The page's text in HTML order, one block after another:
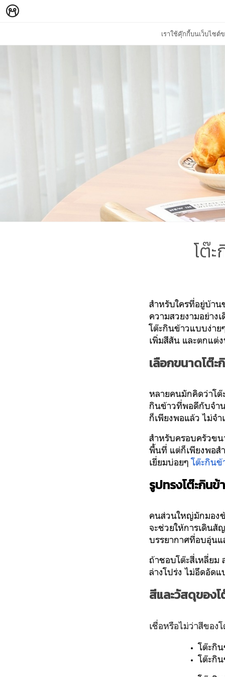
เราใช้คุ๊กกี้บนเว็บไซต์
โต๊
สำหรับใครที่อยู่บ้าน
ความสวยงามอย่าง
โต๊ะกินข้าวแบบง่า
เพิ่มสีสัน และตกแต่
เลือกขนาดโต๊ะ
หลายคนมักคิดว่าโต๊
กินข้าวที่พอดีกับจำ
ก็เพียงพอแล้ว ไม่จ
สำหรับครอบครัวข
พื้นที่ แต่ก็เพียงพอส
เยี่ยมบ่อยๆ โต๊ะกินข้
รูปทรงโต๊ะกิน
คนส่วนใหญ่มักมองข้
จะช่วยให้การเดินสั
บรรยากาศที่อบอุ่นแ
ถ้าชอบโต๊ะสี่เหลี่ยม
ล่างโปร่ง ไม่อึดอัด
สีและวัสดุของ
เชื่อหรือไม่ว่าสีขอ
โต๊ะกิ
โต๊ะกิ